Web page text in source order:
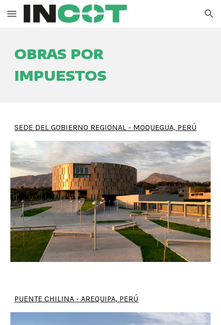
Skip to main content Skip to navigation
OBRAS POR
IMPUESTOS
SEDE DEL GOBIERNO REGIONAL - MOQUEGUA, PERÚ
PUENTE CHILINA - AREQUIPA, PERÚ